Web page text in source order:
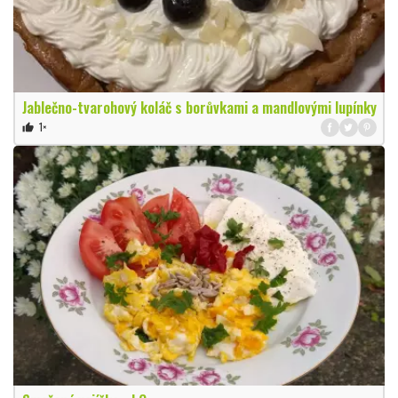
Jablečno-tvarohový koláč s borůvkami a mandlovými lupínky
thumb_up 1×